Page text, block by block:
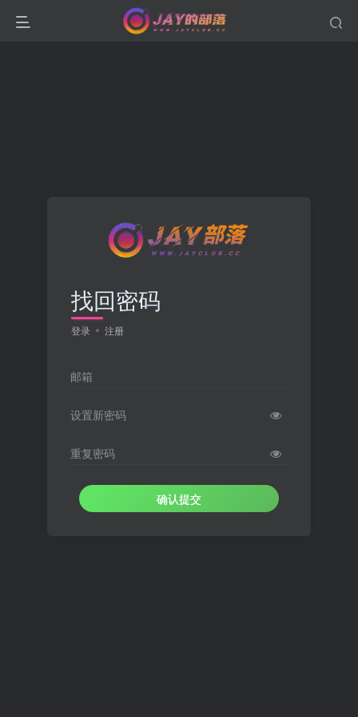
找回密码
登录 注册
邮箱
设置新密码
重复密码
确认提交